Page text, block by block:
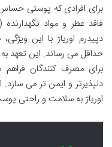
برای افرادی که پوستی
فاقد عطر و مواد
دپیدرم اوریاژ با این
حداقل می رساند. این تعهد
برای مصرف کنندگان
دلپذیرتر و ایمن تر می
اوریاژ به سلامت و راحتی